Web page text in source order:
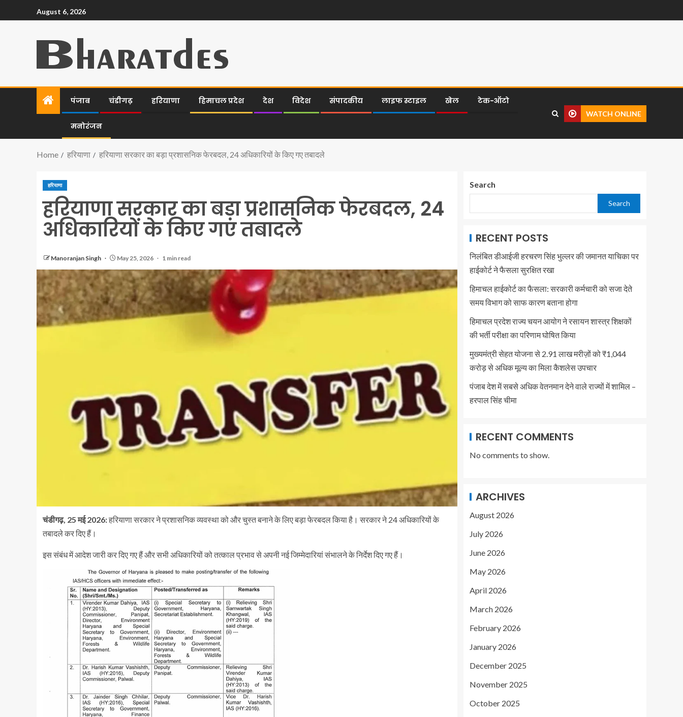
August 6, 2026
पंजाब चंडीगढ़ हरियाणा हिमाचल प्रदेश देश विदेश संपादकीय लाइफ स्टाइल खेल टेक-ऑटो
मनोरंजन
WATCH ONLINE
Home हरियाणा हरियाणा सरकार का बड़ा प्रशासनिक फेरबदल, 24 अधिकारियों के किए गए तबादले
हरियाणा
हरियाणा सरकार का बड़ा प्रशासनिक फेरबदल, 24
अधिकारियों के किए गए तबादले
Manoranjan Singh May 25, 2026 1 min read
चंडीगढ़, 25 मई 2026:हरियाणा सरकार ने प्रशासनिक व्यवस्था को और चुस्त बनाने के लिए बड़ा फेरबदल किया है। सरकार ने 24 अधिकारियों के
तबादले कर दिए हैं।
इस संबंध में आदेश जारी कर दिए गए हैं और सभी अधिकारियों को तत्काल प्रभाव से अपनी नई जिम्मेदारियां संभालने के निर्देश दिए गए हैं।
Search
Search
RECENT POSTS
निलंबित डीआईजी हरचरण सिंह भुल्लर की जमानत याचिका पर
हाईकोर्ट ने फैसला सुरक्षित रखा
हिमाचल हाईकोर्ट का फैसला: सरकारी कर्मचारी को सजा देते
समय विभाग को साफ कारण बताना होगा
हिमाचल प्रदेश राज्य चयन आयोग ने रसायन शास्त्र शिक्षकों
की भर्ती परीक्षा का परिणाम घोषित किया
मुख्यमंत्री सेहत योजना से 2.91 लाख मरीज़ों को ₹1,044
करोड़ से अधिक मूल्य का मिला कैशलेस उपचार
पंजाब देश में सबसे अधिक वेतनमान देने वाले राज्यों में शामिल –
हरपाल सिंह चीमा
RECENT COMMENTS
No comments to show.
ARCHIVES
August 2026
July 2026
June 2026
May 2026
April 2026
March 2026
February 2026
January 2026
December 2025
November 2025
October 2025